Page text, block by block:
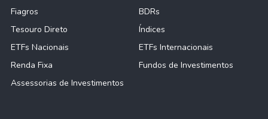
Fiagros
BDRs
Tesouro Direto
Índices
ETFs Nacionais
ETFs Internacionais
Renda Fixa
Fundos de Investimentos
Assessorias de Investimentos